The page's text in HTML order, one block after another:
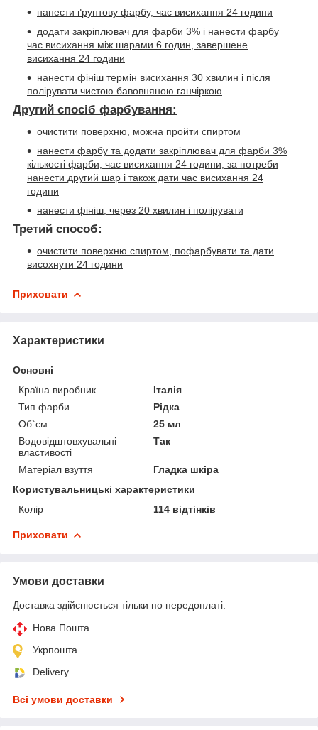
нанести ґрунтову фарбу, час висихання 24 години
додати закріплювач для фарби 3% і нанести фарбу
час висихання між шарами 6 годин, завершене
висихання 24 години
нанести фініш термін висихання 30 хвилин і після
полірувати чистою бавовняною ганчіркою
Другий спосіб фарбування:
очистити поверхню, можна пройти спиртом
нанести фарбу та додати закріплювач для фарби 3%
кількості фарби, час висихання 24 години, за потреби
нанести другий шар і також дати час висихання 24
години
нанести фініш, через 20 хвилин і полірувати
Третий способ:
очистити поверхню спиртом, пофарбувати та дати
висохнути 24 години
Приховати
Характеристики
Основні
Країна виробник
Італія
Тип фарби
Рідка
Об`єм
25 мл
Водовідштовхувальні
властивості
Так
Матеріал взуття
Гладка шкіра
Користувальницькі характеристики
Колір
114 відтінків
Приховати
Умови доставки
Доставка здійснюється тільки по передоплаті.
Нова Пошта
Укрпошта
Delivery
Всі умови доставки